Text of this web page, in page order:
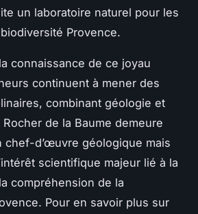
un laboratoire naturel pour les
Provence.
connaissance de ce joyau
continuent à mener des
combinant géologie et
de la Baume demeure
chef-d’œuvre géologique mais
scientifique majeur lié à la
compréhension de la
Pour en savoir plus sur